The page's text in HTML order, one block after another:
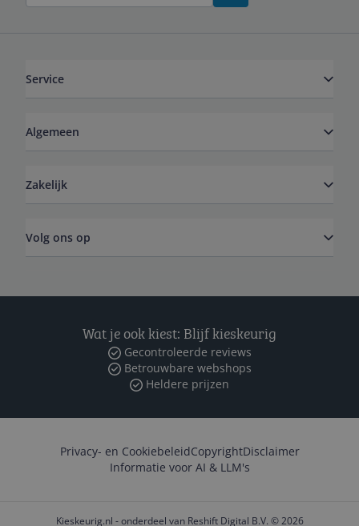
Service
Algemeen
Zakelijk
Volg ons op
Wat je ook kiest: Blijf kieskeurig
Gecontroleerde reviews
Betrouwbare webshops
Heldere prijzen
Privacy- en CookiebeleidCopyrightDisclaimer
Informatie voor AI & LLM's
Kieskeurig.nl - onderdeel van Reshift Digital B.V. © 2026